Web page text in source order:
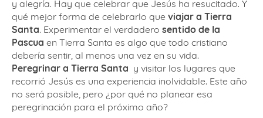
y alegría. Hay que celebrar que Jesús ha resucitado. Y
qué mejor forma de celebrarlo que viajar a Tierra
Santa. Experimentar el verdadero sentido de la
Pascua en Tierra Santa es algo que todo cristiano
debería sentir, al menos una vez en su vida.
Peregrinar a Tierra Santa y visitar los lugares que
recorrió Jesús es una experiencia inolvidable. Este año
no será posible, pero ¿por qué no planear esa
peregrinación para el próximo año?